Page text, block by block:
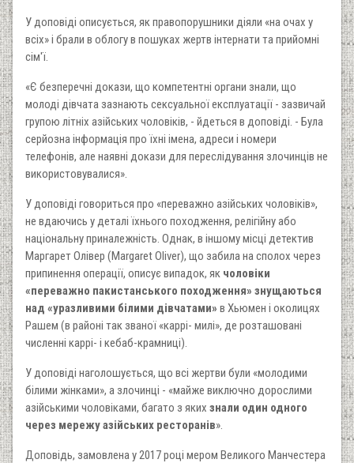
У доповіді описується, як правопорушники діяли «на очах у
всіх» і брали в облогу в пошуках жертв інтернати та прийомні
сім'ї.
«Є безперечні докази, що компетентні органи знали, що
молоді дівчата зазнають сексуальної експлуатації - зазвичай
групою літніх азійських чоловіків, - йдеться в доповіді. - Була
серйозна інформація про їхні імена, адреси і номери
телефонів, але наявні докази для переслідування злочинців не
використовувалися».
У доповіді говориться про «переважно азійських чоловіків»,
не вдаючись у деталі їхнього походження, релігійну або
національну приналежність. Однак, в іншому місці детектив
Маргарет Олівер (Margaret Oliver), що забила на сполох через
припинення операції, описує випадок, як чоловіки
«переважно пакистанського походження» знущаються
над «уразливими білими дівчатами» в Хьюмен і околицях
Рашем (в районі так званої «каррі- милі», де розташовані
численні каррі- і кебаб-крамниці).
У доповіді наголошується, що всі жертви були «молодими
білими жінками», а злочинці - «майже виключно дорослими
азійськими чоловіками, багато з яких знали один одного
через мережу азійських ресторанів».
Доповідь, замовлена у 2017 році мером Великого Манчестера